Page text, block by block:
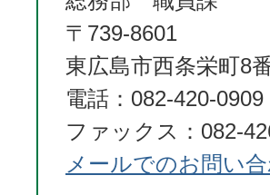
〒739-8601
東広島市西条栄町8
電話：082-420-0909
ファックス：082-
メールでのお問い